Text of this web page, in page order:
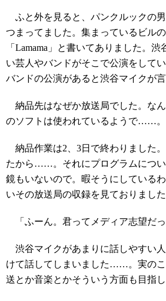
ふと外を見ると、パンクルックの
つまってました。集まっているビル
「Lamama」と書いてありました。
い芸人やバンドがそこで公演をして
バンドの公演があると渋谷マイクが言
納品先はなぜか放送局でした。な
のソフトは使われているようで……。
納品作業は2、3日で終わりました
たから……。それにプログラムにつ
鏡もいないので。暇そうにしている
いその放送局の収録を見ておりました
「ふーん。君ってメディア志望だっ
渋谷マイクがあまりに話しやすい
けて話してしまいました……。実の
送とか音楽とかそういう方面も目指